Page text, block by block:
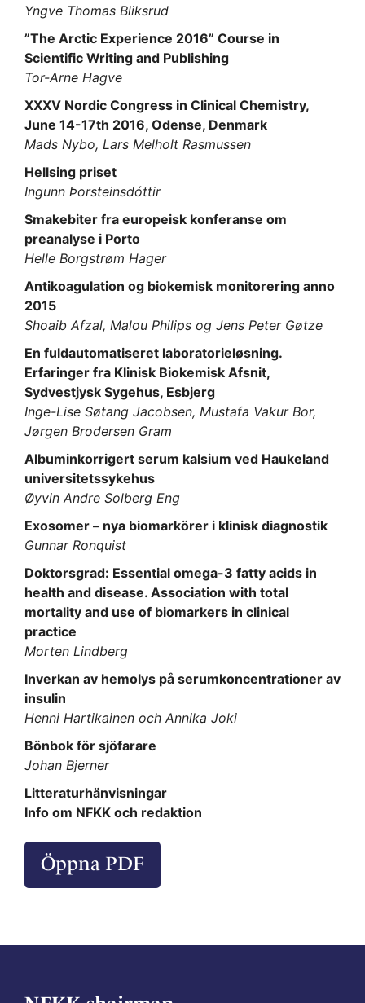
Yngve Thomas Bliksrud
”The Arctic Experience 2016” Course in
Scientific Writing and Publishing
Tor-Arne Hagve
XXXV Nordic Congress in Clinical Chemistry,
June 14-17th 2016, Odense, Denmark
Mads Nybo, Lars Melholt Rasmussen
Hellsing priset
Ingunn Þorsteinsdóttir
Smakebiter fra europeisk konferanse om
preanalyse i Porto
Helle Borgstrøm Hager
Antikoagulation og biokemisk monitorering anno
2015
Shoaib Afzal, Malou Philips og Jens Peter Gøtze
En fuldautomatiseret laboratorieløsning.
Erfaringer fra Klinisk Biokemisk Afsnit,
Sydvestjysk Sygehus, Esbjerg
Inge-Lise Søtang Jacobsen, Mustafa Vakur Bor,
Jørgen Brodersen Gram
Albuminkorrigert serum kalsium ved Haukeland
universitetssykehus
Øyvin Andre Solberg Eng
Exosomer – nya biomarkörer i klinisk diagnostik
Gunnar Ronquist
Doktorsgrad: Essential omega-3 fatty acids in
health and disease. Association with total
mortality and use of biomarkers in clinical
practice
Morten Lindberg
Inverkan av hemolys på serumkoncentrationer av
insulin
Henni Hartikainen och Annika Joki
Bönbok för sjöfarare
Johan Bjerner
Litteraturhänvisningar
Info om NFKK och redaktion
Öppna PDF